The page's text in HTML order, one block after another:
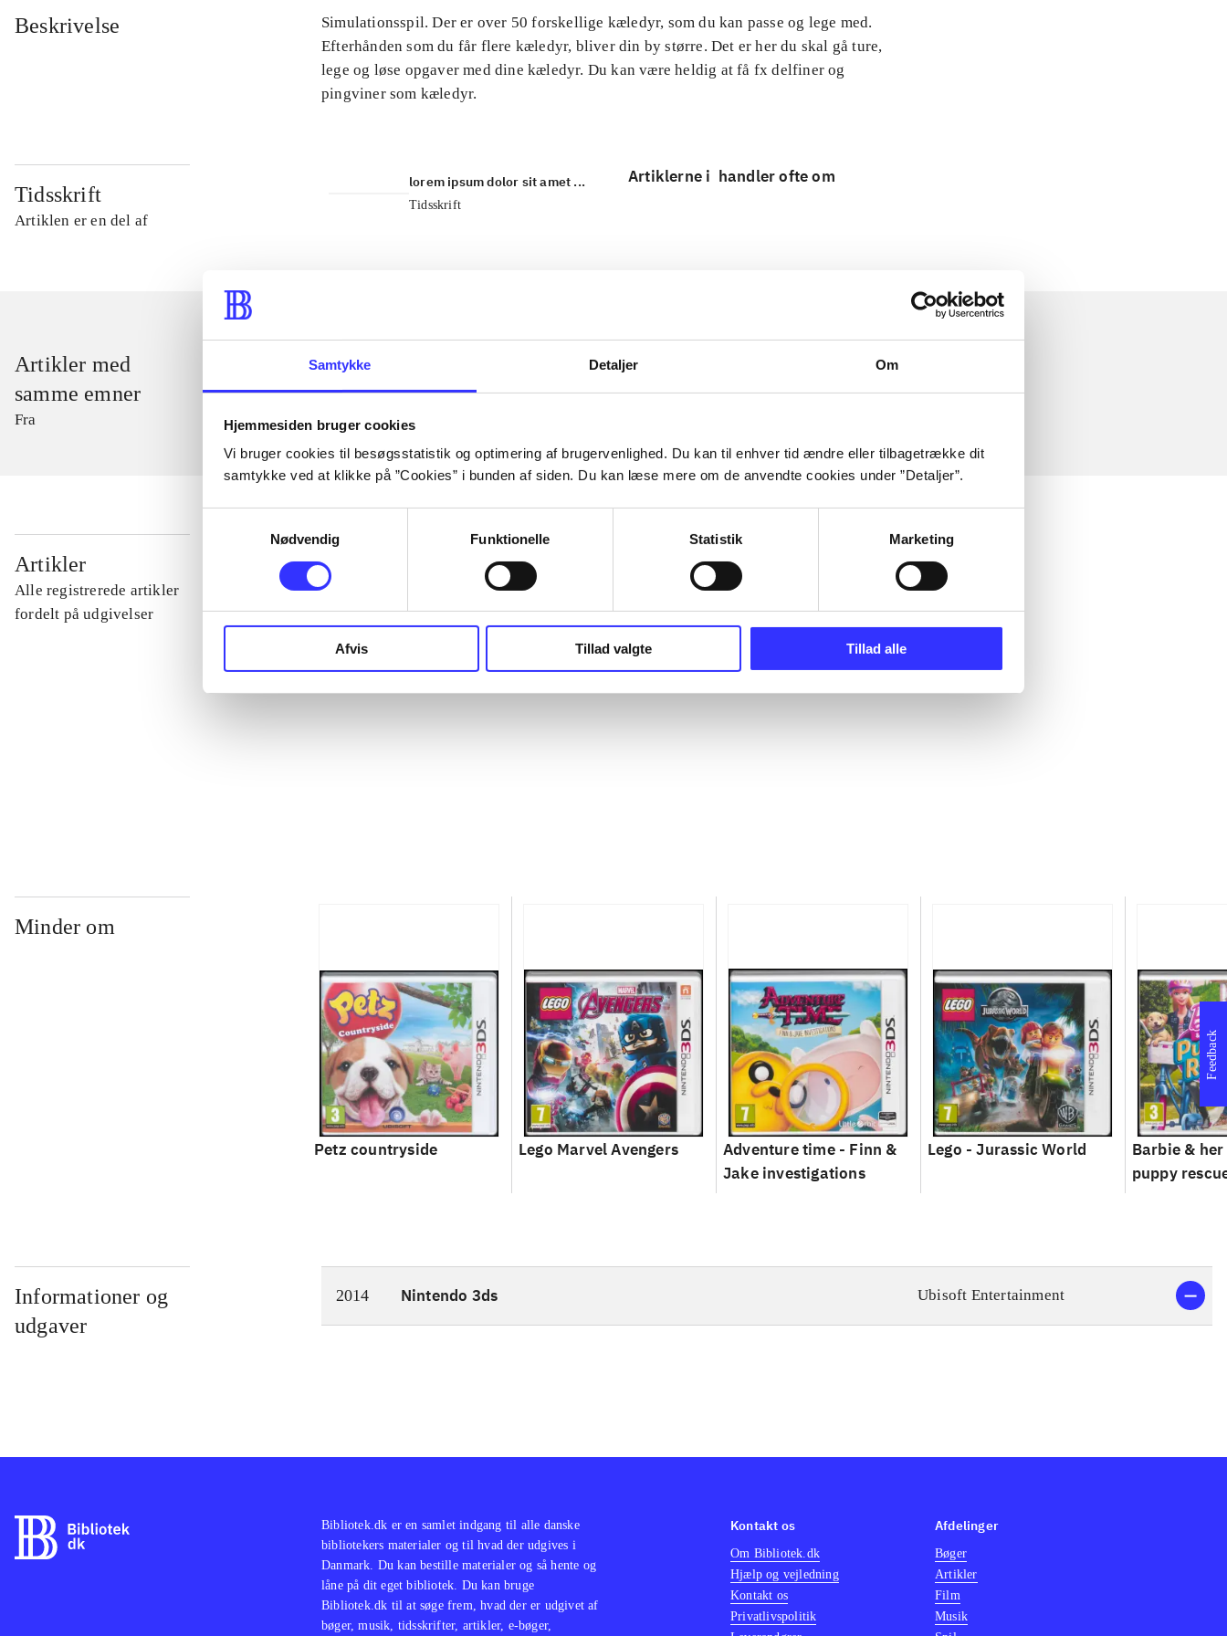
Samtykke Detaljer Om
Hjemmesiden bruger cookies
Vi bruger cookies til besøgsstatistik og optimering af brugervenlighed. Du kan til enhver tid ændre eller tilbagetrække dit
samtykke ved at klikke på ”Cookies” i bunden af siden. Du kan læse mere om de anvendte cookies under ”Detaljer”.
Nødvendig
Funktionelle Statistik Marketing
Afvis Tillad valgte Tillad alle
Beskrivelse
Simulationsspil. Der er over 50 forskellige kæledyr, som du kan passe og lege med.
Efterhånden som du får flere kæledyr, bliver din by større. Det er her du skal gå ture,
lege og løse opgaver med dine kæledyr. Du kan være heldig at få fx delfiner og
pingviner som kæledyr.
Tidsskrift
Artiklen er en del af
lorem ipsum dolor sit amet ...
Tidsskrift
Artiklerne i handler ofte om
Artikler med
samme emner
Fra
Artikler
Alle registrerede artikler
fordelt på udgivelser
...
...
...
Minder om
Petz countryside Lego Marvel Avengers
Adventure time - Finn &
Jake investigations
Lego - Jurassic World
Barbie &
puppy
Informationer og
udgaver
2014 Nintendo 3ds Ubisoft Entertainment
Feedback
Bibliotek.dk er en samlet indgang til alle danske
bibliotekers materialer og til hvad der udgives i
Danmark. Du kan bestille materialer og så hente og
låne på dit eget bibliotek. Du kan bruge
Bibliotek.dk til at søge frem, hvad der er udgivet af
bøger, musik, tidsskrifter, artikler, e-bøger,
Kontakt os
Om Bibliotek.dk
Hjælp og vejledning
Kontakt os
Privatlivspolitik
Afdelinger
Bøger
Artikler
Film
Musik